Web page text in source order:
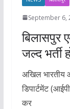
September 6,
बिलासपुर
जल्द भर्ती
अखिल भारतीय
डिपार्टमेंट
कर